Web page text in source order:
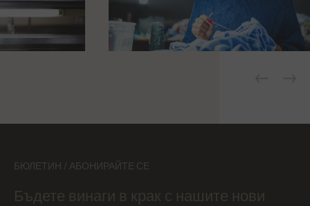
БЮЛЕТИН / АБОНИРАЙТЕ СЕ
Бъдете винаги в крак с нашите нови